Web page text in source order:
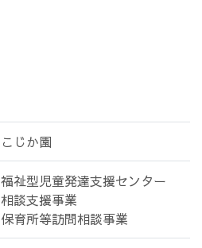
こじか園
福祉型児童発達支援センター
相談支援事業
保育所等訪問相談事業